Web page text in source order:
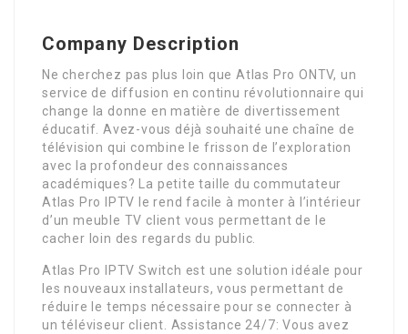
Company Description
Ne cherchez pas plus loin que Atlas Pro ONTV, un
service de diffusion en continu révolutionnaire qui
change la donne en matière de divertissement
éducatif. Avez-vous déjà souhaité une chaîne de
télévision qui combine le frisson de l’exploration
avec la profondeur des connaissances
académiques? La petite taille du commutateur
Atlas Pro IPTV le rend facile à monter à l’intérieur
d’un meuble TV client vous permettant de le
cacher loin des regards du public.
Atlas Pro IPTV Switch est une solution idéale pour
les nouveaux installateurs, vous permettant de
réduire le temps nécessaire pour se connecter à
un téléviseur client. Assistance 24/7: Vous avez